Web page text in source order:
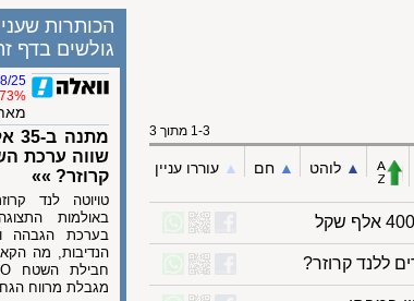
1-3 מתוך 3
▲︎ לוהט ▲︎ חם ▲︎ עוררו עניין
הכותרות
גולשים בדף
14:17
36.73%
שווה ערכת
קרוזר? »»
באולמות
בערכת הגבהה
הנדיבות, מה
מגבלת מרווח